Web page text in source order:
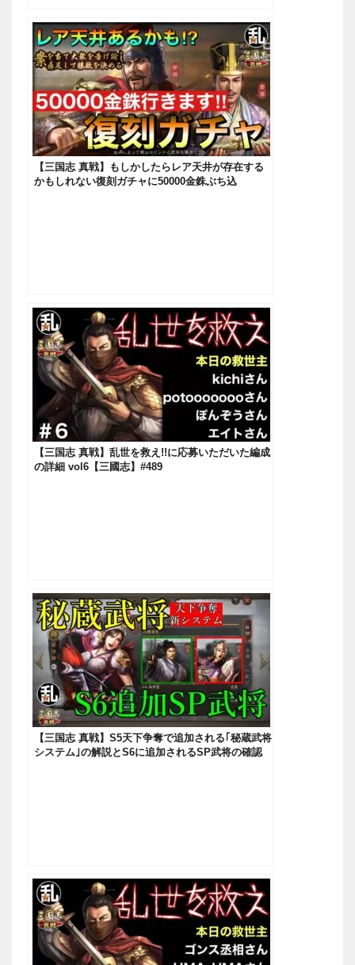
【三国志 真戦】もしかしたらレア天井が存在する
かもしれない復刻ガチャに50000金銖ぶち込
【三国志 真戦】乱世を救え!!に応募いただいた編成
の詳細 vol6【三國志】#489
【三国志 真戦】S5天下争奪で追加される｢秘蔵武将
システム｣の解説とS6に追加されるSP武将の確認